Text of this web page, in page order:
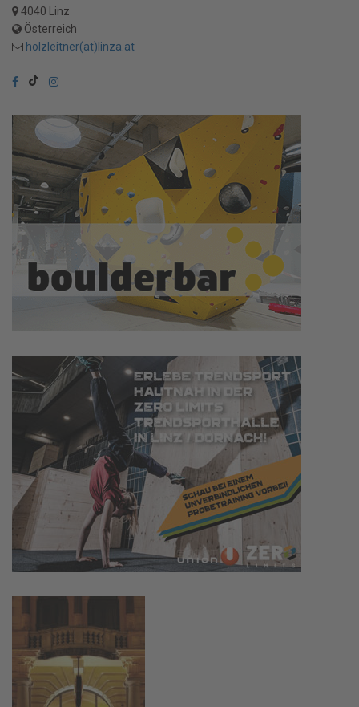
4040 Linz
Österreich
holzleitner(at)linza.at